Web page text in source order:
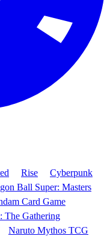
Rise
Cyberpunk
Ball Super: Masters
Card Game
The Gathering
Naruto Mythos TCG